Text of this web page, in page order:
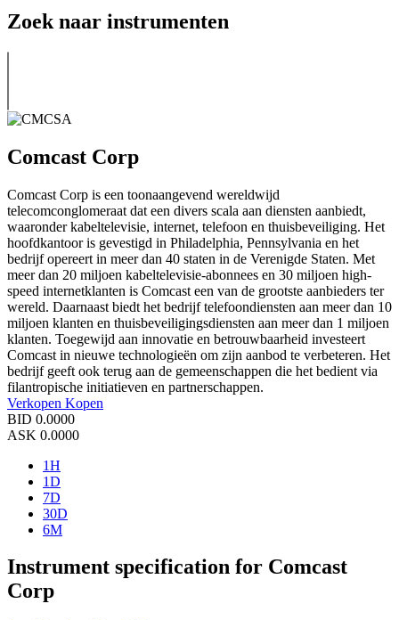
Zoek naar instrumenten
Comcast Corp
Comcast Corp is een toonaangevend wereldwijd
telecomconglomeraat dat een divers scala aan diensten aanbiedt,
waaronder kabeltelevisie, internet, telefoon en thuisbeveiliging. Het
hoofdkantoor is gevestigd in Philadelphia, Pennsylvania en het
bedrijf opereert in meer dan 40 staten in de Verenigde Staten. Met
meer dan 20 miljoen kabeltelevisie-abonnees en 30 miljoen high-
speed internetklanten is Comcast een van de grootste aanbieders ter
wereld. Daarnaast biedt het bedrijf telefoondiensten aan meer dan 10
miljoen klanten en thuisbeveiligingsdiensten aan meer dan 1 miljoen
klanten. Toegewijd aan innovatie en betrouwbaarheid investeert
Comcast in nieuwe technologieën om zijn aanbod te verbeteren. Het
bedrijf geeft ook terug aan de gemeenschappen die het bedient via
filantropische initiatieven en partnerschappen.
Verkopen Kopen
BID 0.0000
ASK 0.0000
1H
1D
7D
30D
6M
Instrument specification for Comcast
Corp